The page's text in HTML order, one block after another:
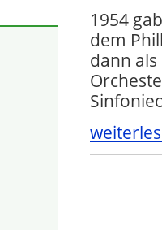
1954
dem
dann